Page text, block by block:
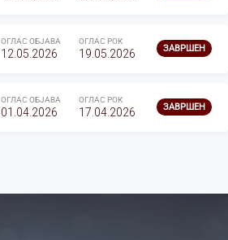
ОГЛАС ОБЈАВА
12.05.2026
ОГЛАС РОК
19.05.2026 ЗАВРШЕН
ОГЛАС ОБЈАВА
01.04.2026
ОГЛАС РОК
17.04.2026 ЗАВРШЕН